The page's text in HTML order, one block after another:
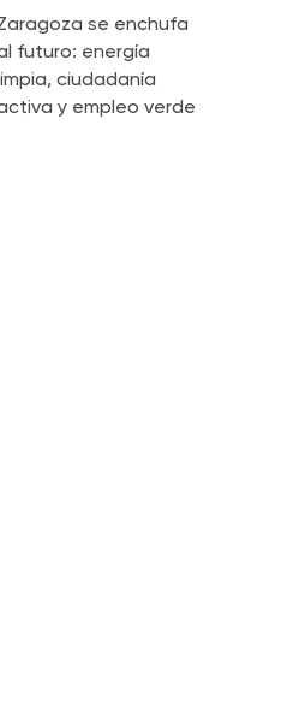
se enchufa
futuro: energía
ciudadanía
y empleo verde